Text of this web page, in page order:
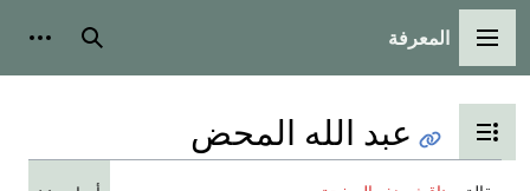
القائمة الرئيسية
المعرفة بحث
تبديل عرض جدول المحتويات
عبد الله المحض